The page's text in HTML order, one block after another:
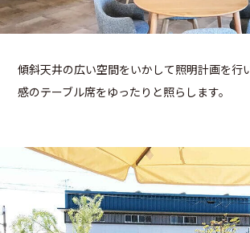
傾斜天井の広い空間をいかして照明計画を行
感のテーブル席をゆったりと照らします。